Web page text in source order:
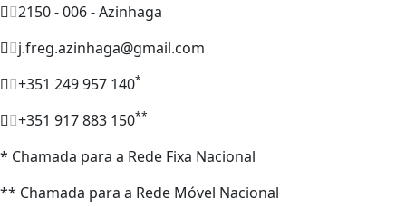
2150 - 006 - Azinhaga
j.freg.azinhaga@gmail.com
+351 249 957 140*
+351 917 883 150**
* Chamada para a Rede Fixa Nacional
** Chamada para a Rede Móvel Nacional